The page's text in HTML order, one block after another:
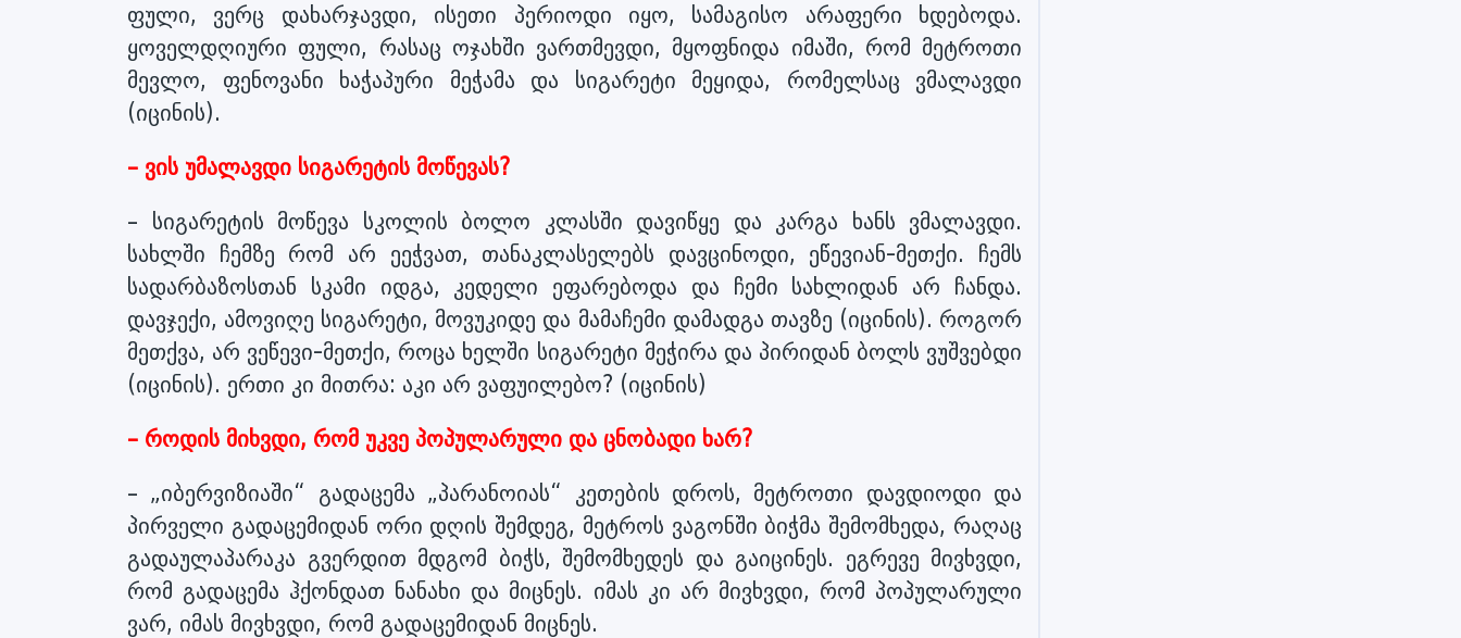
ფული, ვერც დახარჯავდი, ისეთი პერიოდი იყო, სამაგისო არაფერი ხდებოდა.
ყოველდღიური ფული, რასაც ოჯახში ვართმევდი, მყოფნიდა იმაში, რომ მეტროთი
მევლო, ფენოვანი ხაჭაპური მეჭამა და სიგარეტი მეყიდა, რომელსაც ვმალავდი
(იცინის).
– ვის უმალავდი სიგარეტის მოწევას?
– სიგარეტის მოწევა სკოლის ბოლო კლასში დავიწყე და კარგა ხანს ვმალავდი.
სახლში ჩემზე რომ არ ეეჭვათ, თანაკლასელებს დავცინოდი, ეწევიან-მეთქი. ჩემს
სადარბაზოსთან სკამი იდგა, კედელი ეფარებოდა და ჩემი სახლიდან არ ჩანდა.
დავჯექი, ამოვიღე სიგარეტი, მოვუკიდე და მამაჩემი დამადგა თავზე (იცინის). როგორ
მეთქვა, არ ვეწევი-მეთქი, როცა ხელში სიგარეტი მეჭირა და პირიდან ბოლს ვუშვებდი
(იცინის). ერთი კი მითრა: აკი არ ვაფუილებო? (იცინის)
– როდის მიხვდი, რომ უკვე პოპულარული და ცნობადი ხარ?
– „იბერვიზიაში“ გადაცემა „პარანოიას“ კეთების დროს, მეტროთი დავდიოდი და
პირველი გადაცემიდან ორი დღის შემდეგ, მეტროს ვაგონში ბიჭმა შემომხედა, რაღაც
გადაულაპარაკა გვერდით მდგომ ბიჭს, შემომხედეს და გაიცინეს. ეგრევე მივხვდი,
რომ გადაცემა ჰქონდათ ნანახი და მიცნეს. იმას კი არ მივხვდი, რომ პოპულარული
ვარ, იმას მივხვდი, რომ გადაცემიდან მიცნეს.